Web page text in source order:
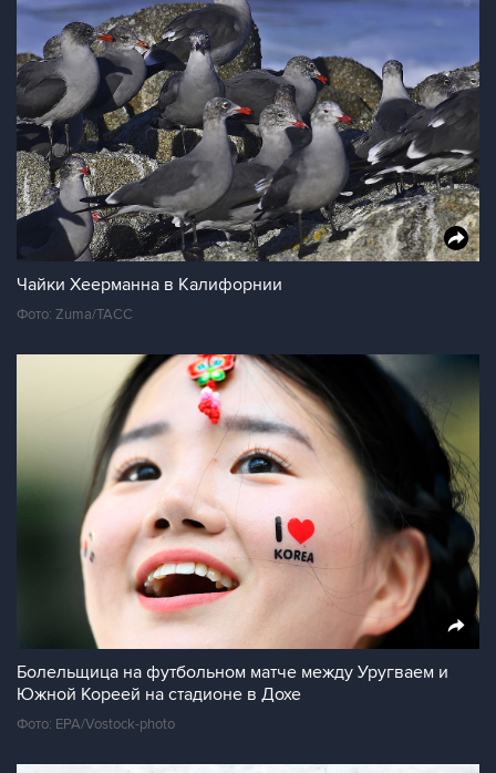
Чайки Хеерманна в Калифорнии
Фото: Zuma/ТАСС
Болельщица на футбольном матче между Уругваем и
Южной Кореей на стадионе в Дохе
Фото: EPA/Vostock-photo